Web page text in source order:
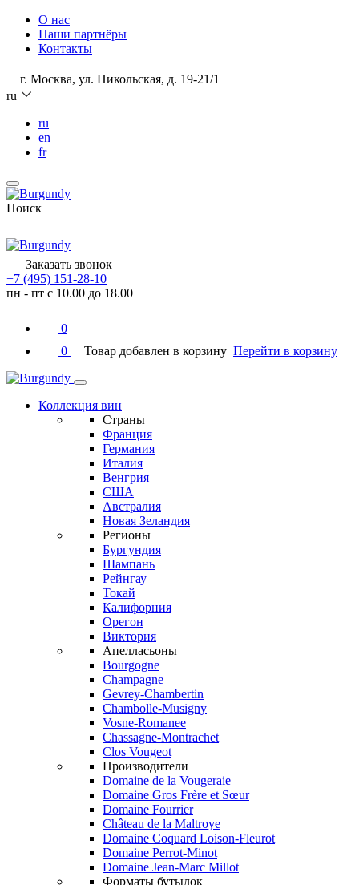
О нас
Наши партнёры
Контакты
г. Москва, ул. Никольская, д. 19-21/1
ru
ru
en
fr
Поиск
Заказать звонок
+7 (495) 151-28-10
пн - пт с 10.00 до 18.00
0
0
Товар добавлен в корзину Перейти в корзину
Коллекция вин
Страны
Франция
Германия
Италия
Венгрия
США
Австралия
Новая Зеландия
Регионы
Бургундия
Шампань
Рейнгау
Токай
Калифорния
Орегон
Виктория
Апелласьоны
Bourgogne
Champagne
Gevrey-Chambertin
Chambolle-Musigny
Vosne-Romanee
Chassagne-Montrachet
Clos Vougeot
Производители
Domaine de la Vougeraie
Domaine Gros Frère et Sœur
Domaine Fourrier
Château de la Maltroye
Domaine Coquard Loison-Fleurot
Domaine Perrot-Minot
Domaine Jean-Marc Millot
Форматы бутылок